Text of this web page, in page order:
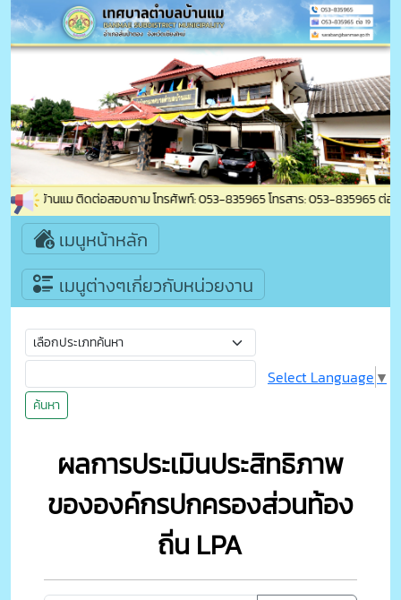
ำบลบ้านแม ติดต่อสอบถาม โทรศัพท์: 053-835965 โทรสาร: 053-835965 ต่อ
เมนูหน้าหลัก
เมนูต่างๆเกี่ยวกับหน่วยงาน
ค้นหา
Select Language ▼
ผลการประเมินประสิทธิภาพ
ขององค์กรปกครองส่วนท้อง
ถิ่น LPA